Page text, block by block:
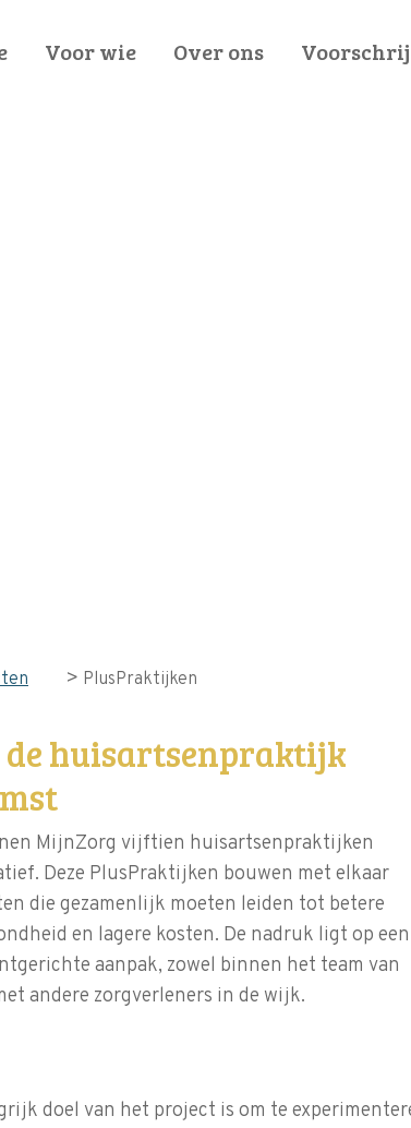
Voor wie Over ons
> PlusPraktijken
de huisartsenpraktijk
MijnZorg vijftien huisartsenpraktijken
Deze PlusPraktijken bouwen met elkaar
die gezamenlijk moeten leiden tot betere
en lagere kosten. De nadruk ligt op een
aanpak, zowel binnen het team van
andere zorgverleners in de wijk.
doel van het project is om te